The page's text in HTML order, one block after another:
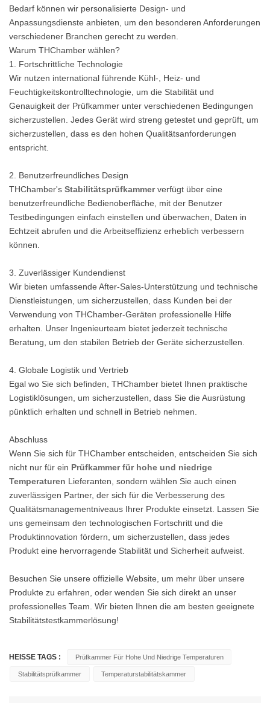
Bedarf können wir personalisierte Design- und
Anpassungsdienste anbieten, um den besonderen Anforderungen
verschiedener Branchen gerecht zu werden.
Warum THChamber wählen?
1. Fortschrittliche Technologie
Wir nutzen international führende Kühl-, Heiz- und
Feuchtigkeitskontrolltechnologie, um die Stabilität und
Genauigkeit der Prüfkammer unter verschiedenen Bedingungen
sicherzustellen. Jedes Gerät wird streng getestet und geprüft, um
sicherzustellen, dass es den hohen Qualitätsanforderungen
entspricht.
2. Benutzerfreundliches Design
THChamber's Stabilitätsprüfkammerverfügt über eine
benutzerfreundliche Bedienoberfläche, mit der Benutzer
Testbedingungen einfach einstellen und überwachen, Daten in
Echtzeit abrufen und die Arbeitseffizienz erheblich verbessern
können.
3. Zuverlässiger Kundendienst
Wir bieten umfassende After-Sales-Unterstützung und technische
Dienstleistungen, um sicherzustellen, dass Kunden bei der
Verwendung von THChamber-Geräten professionelle Hilfe
erhalten. Unser Ingenieurteam bietet jederzeit technische
Beratung, um den stabilen Betrieb der Geräte sicherzustellen.
4. Globale Logistik und Vertrieb
Egal wo Sie sich befinden, THChamber bietet Ihnen praktische
Logistiklösungen, um sicherzustellen, dass Sie die Ausrüstung
pünktlich erhalten und schnell in Betrieb nehmen.
Abschluss
Wenn Sie sich für THChamber entscheiden, entscheiden Sie sich
nicht nur für ein Prüfkammer für hohe und niedrige
Temperaturen Lieferanten, sondern wählen Sie auch einen
zuverlässigen Partner, der sich für die Verbesserung des
Qualitätsmanagementniveaus Ihrer Produkte einsetzt. Lassen Sie
uns gemeinsam den technologischen Fortschritt und die
Produktinnovation fördern, um sicherzustellen, dass jedes
Produkt eine hervorragende Stabilität und Sicherheit aufweist.
Besuchen Sie unsere offizielle Website, um mehr über unsere
Produkte zu erfahren, oder wenden Sie sich direkt an unser
professionelles Team. Wir bieten Ihnen die am besten geeignete
Stabilitätstestkammerlösung!
HEISSE TAGS : Prüfkammer Für Hohe Und Niedrige Temperaturen
Stabilitätsprüfkammer Temperaturstabilitätskammer